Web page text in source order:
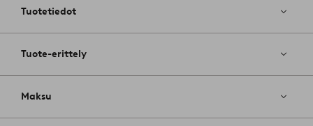
Tuotetiedot
Tuote-erittely
Maksu